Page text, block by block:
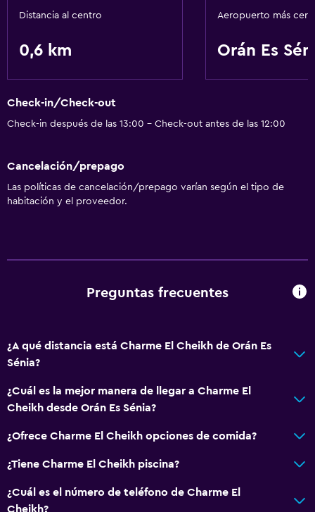
Servicios básicos
Estacionamiento y transporte
Traslado aeropuerto
Aire libre
Terraza
Servicios y facilidades
Distancia al centro
0,6 km
Aeropuerto más
Orán Es
Check-in/Check-out
Check-in después de las 13:00 - Check-out antes de las 12:00
Cancelación/prepago
Las políticas de cancelación/prepago varían según el tipo de
habitación y el proveedor.
Preguntas frecuentes
¿A qué distancia está Charme El Cheikh de Orán Es
Sénia?
¿Cuál es la mejor manera de llegar a Charme El
Cheikh desde Orán Es Sénia?
¿Ofrece Charme El Cheikh opciones de comida?
¿Tiene Charme El Cheikh piscina?
¿Cuál es el número de teléfono de Charme El
Cheikh?